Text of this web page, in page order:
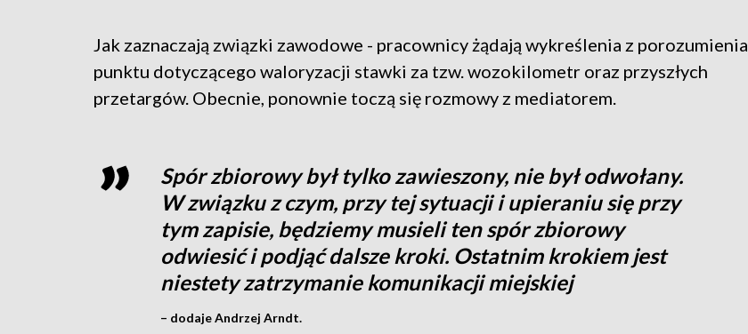
Jak zaznaczają związki zawodowe - pracownicy żądają wykreślenia z porozumienia
punktu dotyczącego waloryzacji stawki za tzw. wozokilometr oraz przyszłych
przetargów. Obecnie, ponownie toczą się rozmowy z mediatorem.
Spór zbiorowy był tylko zawieszony, nie był odwołany.
W związku z czym, przy tej sytuacji i upieraniu się przy
tym zapisie, będziemy musieli ten spór zbiorowy
odwiesić i podjąć dalsze kroki. Ostatnim krokiem jest
niestety zatrzymanie komunikacji miejskiej
– dodaje Andrzej Arndt.